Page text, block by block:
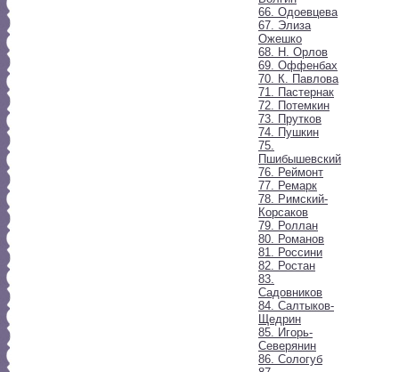
66. Одоевцева
67. Элиза
Ожешко
68. Н. Орлов
69. Оффенбах
70. К. Павлова
71. Пастернак
72. Потемкин
73. Прутков
74. Пушкин
75.
Пшибышевский
76. Реймонт
77. Ремарк
78. Римский-
Корсаков
79. Роллан
80. Романов
81. Россини
82. Ростан
83.
Садовников
84. Салтыков-
Щедрин
85. Игорь-
Северянин
86. Сологуб